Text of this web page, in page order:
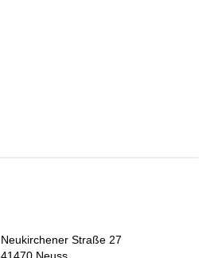
Neukirchener Straße 27
41470 Neuss